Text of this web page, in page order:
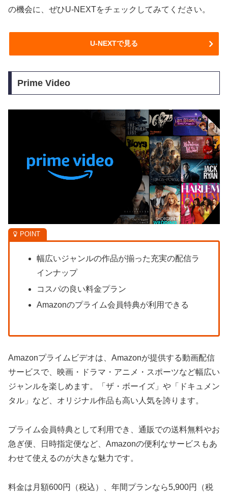
の機会に、ぜひU-NEXTをチェックしてみてください。
U-NEXTで見る
Prime Video
幅広いジャンルの作品が揃った充実の配信ラ
インナップ
コスパの良い料金プラン
Amazonのプライム会員特典が利用できる
Amazonプライムビデオは、Amazonが提供する動画配信
サービスで、映画・ドラマ・アニメ・スポーツなど幅広い
ジャンルを楽しめます。「ザ・ボーイズ」や「ドキュメン
タル」など、オリジナル作品も高い人気を誇ります。
プライム会員特典として利用でき、通販での送料無料やお
急ぎ便、日時指定便など、Amazonの便利なサービスもあ
わせて使えるのが大きな魅力です。
料金は月額600円（税込）、年間プランなら5,900円（税